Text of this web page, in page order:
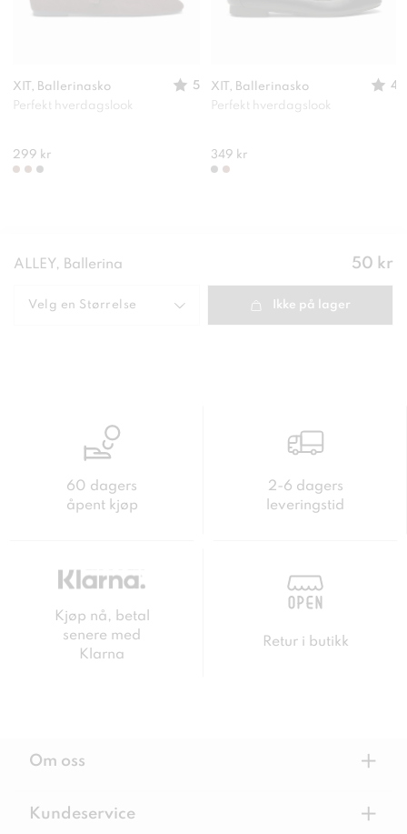
XIT, Ballerinasko
5
Perfekt hverdagslook
299 kr
XIT, Ballerinasko
4
Perfekt hverdagslook
349 kr
ALLEY, Ballerina Pris:
50 kr
Velg en Størrelse Ikke på lager
60 dagers
åpent kjøp
2-6 dagers
leveringstid
Kjøp nå, betal
senere med
Klarna
Retur i butikk
Om oss +
Kundeservice +